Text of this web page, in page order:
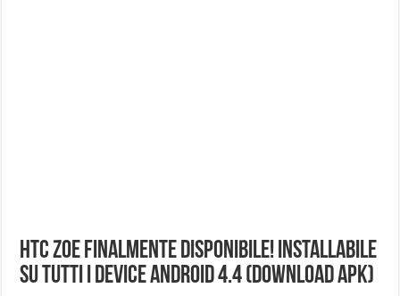
Htc Zoe finalmente disponibile! Installabile
su tutti i device Android 4.4 (Download APK)